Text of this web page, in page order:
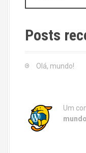
a
c
h
Posts
Olá, mundo!
Um